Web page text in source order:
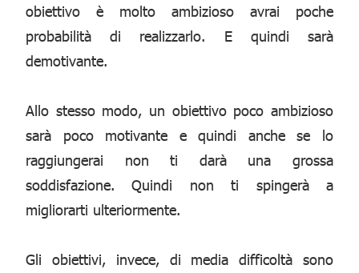
obiettivo è molto ambizioso avrai poche
probabilità di realizzarlo. E quindi sarà
demotivante.
Allo stesso modo, un obiettivo poco ambizioso
sarà poco motivante e quindi anche se lo
raggiungerai non ti darà una grossa
soddisfazione. Quindi non ti spingerà a
migliorarti ulteriormente.
Gli obiettivi, invece, di media difficoltà sono